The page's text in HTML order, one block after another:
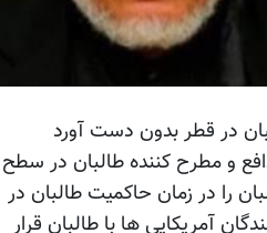
در قطر بدون دست آورد
و مطرح کننده طالبان در سطح
را در زمان حاکمیت طالبان در
آمریکایی ها با طالبان قرار